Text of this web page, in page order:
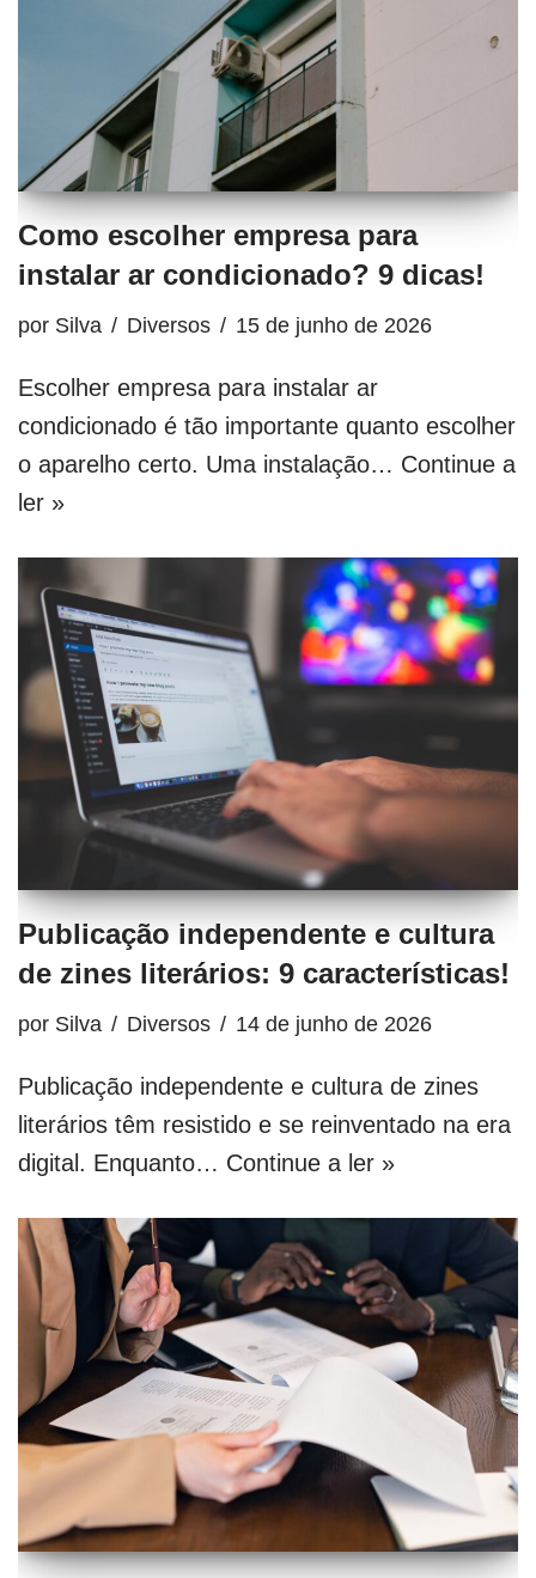
Como escolher empresa para
instalar ar condicionado? 9 dicas!
por Silva Diversos 15 de junho de 2026
Escolher empresa para instalar ar
condicionado é tão importante quanto escolher
o aparelho certo. Uma instalação… Continue a
ler »
Publicação independente e cultura
de zines literários: 9 características!
por Silva Diversos 14 de junho de 2026
Publicação independente e cultura de zines
literários têm resistido e se reinventado na era
digital. Enquanto… Continue a ler »